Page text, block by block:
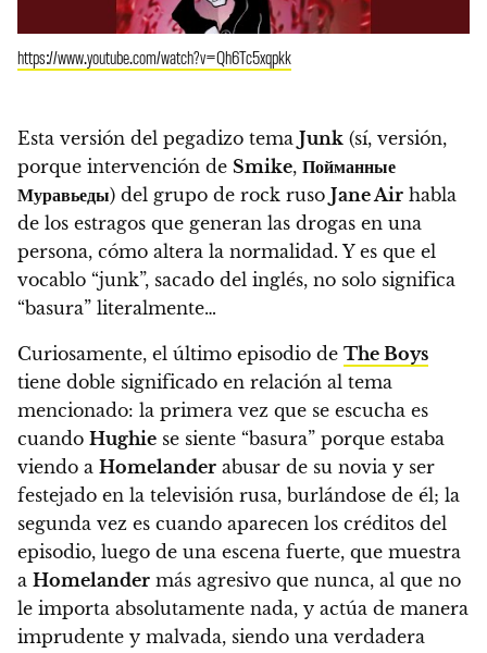
https://www.youtube.com/watch?v=Qh6Tc5xqpkk
Esta versión del pegadizo tema Junk (sí, versión,
porque intervención de Smike, Пойманные
Муравьеды) del grupo de rock ruso Jane Air habla
de los estragos que generan las drogas en una
persona, cómo altera la normalidad. Y es que el
vocablo “junk”, sacado del inglés, no solo significa
“basura” literalmente…
Curiosamente, el último episodio de The Boys
tiene doble significado en relación al tema
mencionado: la primera vez que se escucha es
cuando Hughie se siente “basura” porque estaba
viendo a Homelander abusar de su novia y ser
festejado en la televisión rusa, burlándose de él; la
segunda vez es cuando aparecen los créditos del
episodio, luego de una escena fuerte, que muestra
a Homelander más agresivo que nunca, al que no
le importa absolutamente nada, y actúa de manera
imprudente y malvada, siendo una verdadera